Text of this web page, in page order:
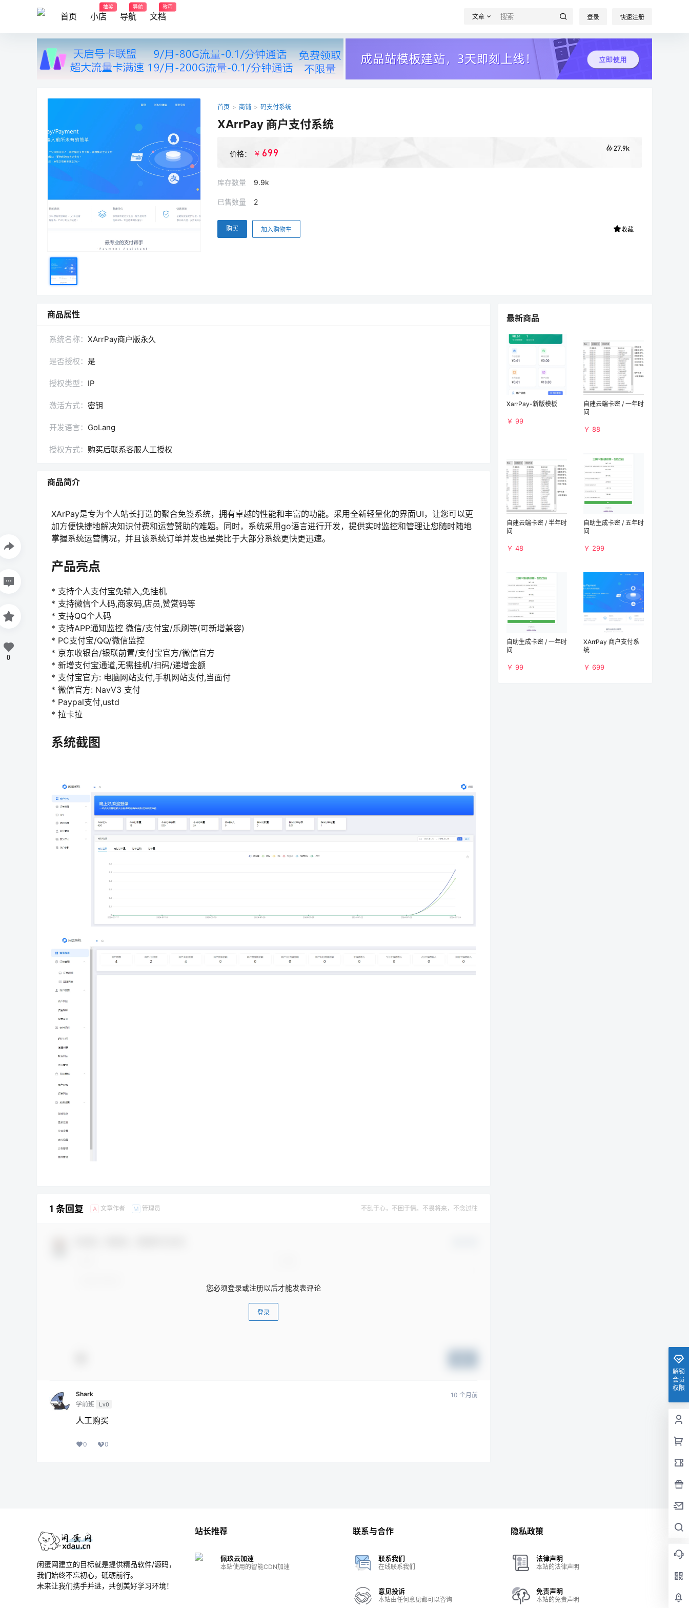
首页
抽奖
小店
导航
导航
教程
文档 文章 登录 快速注册
首页 > 商铺 > 码支付系统
XArrPay 商户支付系统
价格： ￥ 699 27.9k
库存数量 9.9k
已售数量 2
购买 加入购物车 收藏
商品属性
系统名称： XArrPay商户版永久
是否授权： 是
授权类型： IP
激活方式： 密钥
开发语言： GoLang
授权方式： 购买后联系客服人工授权
商品简介
XArPay是专为个人站长打造的聚合免签系统，拥有卓越的性能和丰富的功能。采用全新轻量化的界面UI，让您可以更
加方便快捷地解决知识付费和运营赞助的难题。同时，系统采用go语言进行开发，提供实时监控和管理让您随时随地
掌握系统运营情况，并且该系统订单并发也是类比于大部分系统更快更迅速。
产品亮点
* 支持个人支付宝免输入,免挂机
* 支持微信个人码,商家码,店员,赞赏码等
* 支持QQ个人码
* 支持APP通知监控 微信/支付宝/乐刷等(可新增兼容)
* PC支付宝/QQ/微信监控
* 京东收银台/银联前置/支付宝官方/微信官方
* 新增支付宝通道,无需挂机/扫码/递增金额
* 支付宝官方: 电脑网站支付,手机网站支付,当面付
* 微信官方: NavV3 支付
* Paypal支付,ustd
* 拉卡拉
系统截图
0
1 条回复 A 文章作者 M 管理员 不乱于心，不困于情。不畏将来，不念过往
您必须登录或注册以后才能发表评论
登录
Shark
学前班 Lv0
10 个月前
人工购买
0 0
最新商品
XarrPay-新版模板
￥ 99
自建云端卡密 / 一年时
间
￥ 88
自建云端卡密 / 半年时
间
￥ 48
自助生成卡密 / 五年时
间
￥ 299
自助生成卡密 / 一年时
间
￥ 99
XArrPay 商户支付系
统
￥ 699
解锁
会员
权限
闲蛋网建立的目标就是提供精品软件/源码，
我们始终不忘初心，砥砺前行。
未来让我们携手并进，共创美好学习环境！
站长推荐
佩玖云加速
本站使用的智能CDN加速
联系与合作
联系我们
在线联系我们
意见投诉
本站由任何意见都可以咨询
隐私政策
法律声明
本站的法律声明
免责声明
本站的免责声明